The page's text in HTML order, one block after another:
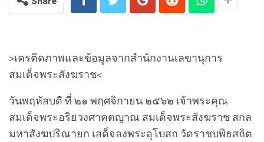
>เครติด​ภาพ​และ​ข้อมูล​จาก​สำนักงาน​เลขานุการ​
สมเด็จพระสังฆราช​<
วันพฤหัสบดี ที่ ๒๑ พฤศจิกายน ๒๕๖๒ เจ้าพระคุณ
สมเด็จพระอริยวงศาคตญาณ สมเด็จพระสังฆราช สกล
มหาสังฆปริณายก เสด็จลงพระอุโบสถ วัดราชบพิธสถิต